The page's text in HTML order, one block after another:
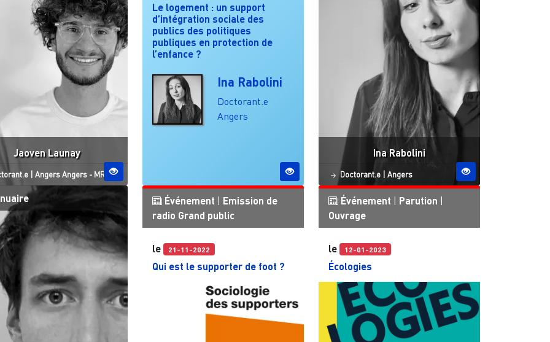
Jaoven Launay
Site ESO
AngersAngers - MRGT
Le logement : un support
d’intégration sociale des
publics des politiques
publiques en protection de
l’enfance ?
Ina Rabolini
Doctorant.e
Angers
Ina Rabolini
Statut
Doctorant.e Site ESO
Angers
Événement | Emission de
radio Grand public
le 21-11-2022
Qui est le supporter de foot ?
Événement | Parution |
Ouvrage
le 12-01-2023
Écologies